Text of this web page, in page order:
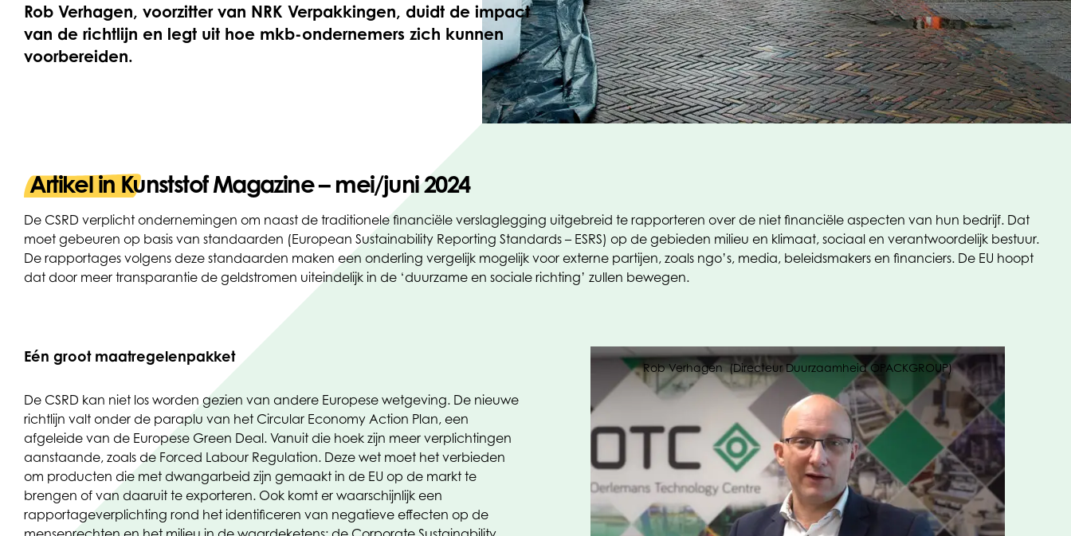
Rob Verhagen, voorzitter van NRK Verpakkingen, duidt de impact
van de richtlijn en legt uit hoe mkb-ondernemers zich kunnen
voorbereiden.
Artikel in Kunststof Magazine – mei/juni 2024
De CSRD verplicht ondernemingen om naast de traditionele financiële verslaglegging uitgebreid te rapporteren over de niet financiële aspecten van hun bedrijf. Dat
moet gebeuren op basis van standaarden (European Sustainability Reporting Standards – ESRS) op de gebieden milieu en klimaat, sociaal en verantwoordelijk bestuur.
De rapportages volgens deze standaarden maken een onderling vergelijk mogelijk voor externe partijen, zoals ngo’s, media, beleidsmakers en financiers. De EU hoopt
dat door meer transparantie de geldstromen uiteindelijk in de ‘duurzame en sociale richting’ zullen bewegen.
Eén groot maatregelen­pakket
De CSRD kan niet los worden gezien van andere Europese wetgeving. De nieuwe
richtlijn valt onder de paraplu van het Circular Economy Action Plan, een
afgeleide van de Europese Green Deal. Vanuit die hoek zijn meer verplichtingen
aanstaande, zoals de Forced Labour Regulation. Deze wet moet het verbieden
om producten die met dwangarbeid zijn gemaakt in de EU op de markt te
brengen of van daaruit te exporteren. Ook komt er waarschijnlijk een
rapportageverplichting rond het identificeren van negatieve effecten op de
Rob Verhagen (Directeur Duurzaamheid OPACKGROUP)